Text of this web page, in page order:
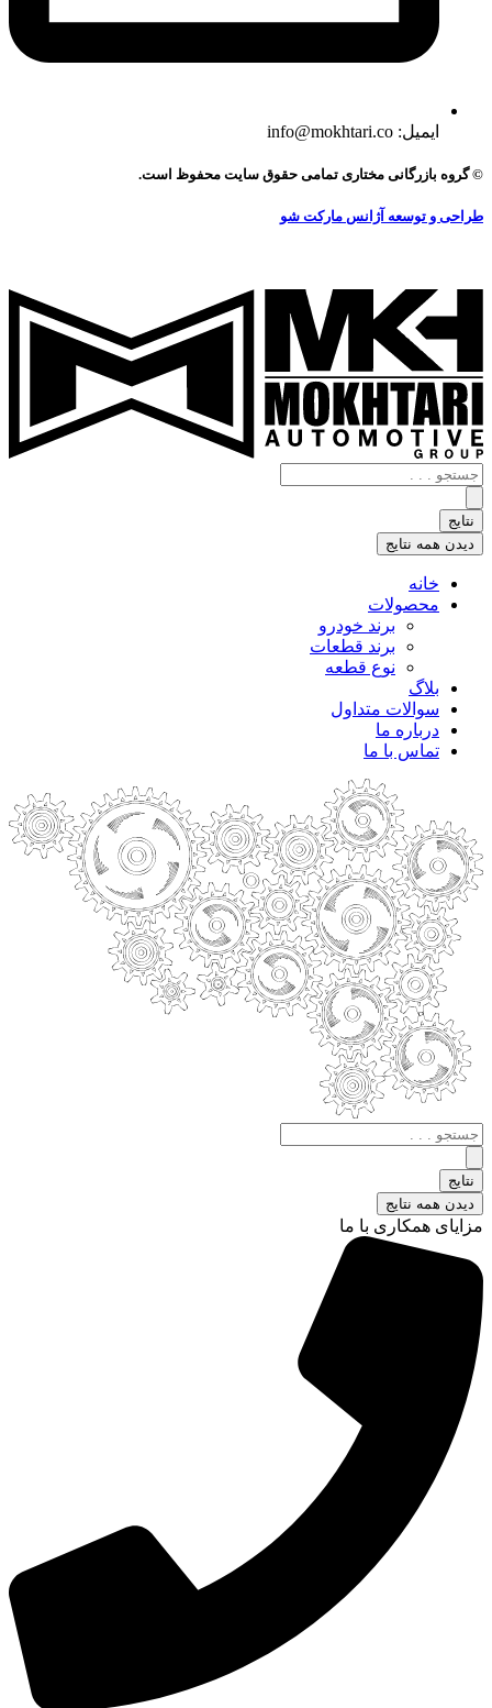
ایمیل: info@mokhtari.co
© گروه بازرگانی مختاری تمامی حقوق سایت محفوظ است.
طراحی و توسعه آژانس مارکت شو
جستجو
.
.
.
نتایج
دیدن همه نتایج
خانه
محصولات
برند خودرو
برند قطعات
نوع قطعه
بلاگ
سوالات متداول
درباره ما
تماس با ما
جستجو
.
.
.
نتایج
دیدن همه نتایج
مزایای همکاری با ما